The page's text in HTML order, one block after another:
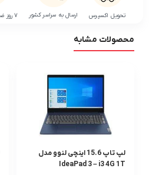
تحویل اکسپرس ارسال به سراسر کشور ۷ روز ضمانت بازگشت
محصولات مشابه
لپ تاپ 15.6 اینچی لنوو مدل
IdeaPad 3 – i3 4G 1T